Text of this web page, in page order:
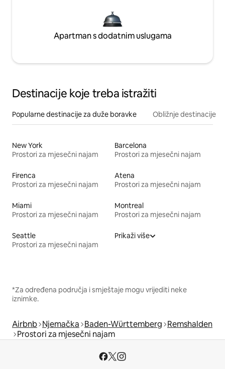
Apartman s dodatnim uslugama
Destinacije koje treba istražiti
Popularne destinacije za duže boravke Obližnje destinacije
New York
Prostori za mjesečni najam
Barcelona
Prostori za mjesečni najam
Firenca
Prostori za mjesečni najam
Atena
Prostori za mjesečni najam
Miami
Prostori za mjesečni najam
Montreal
Prostori za mjesečni najam
Seattle
Prostori za mjesečni najam
Prikaži više
*Za određena područja i smještaje mogu vrijediti neke
iznimke.
Airbnb Njemačka Baden-Württemberg Remshalden
Prostori za mjesečni najam